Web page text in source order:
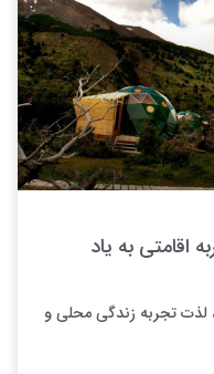
اقامتی به یاد
تجربه زندگی محلی و